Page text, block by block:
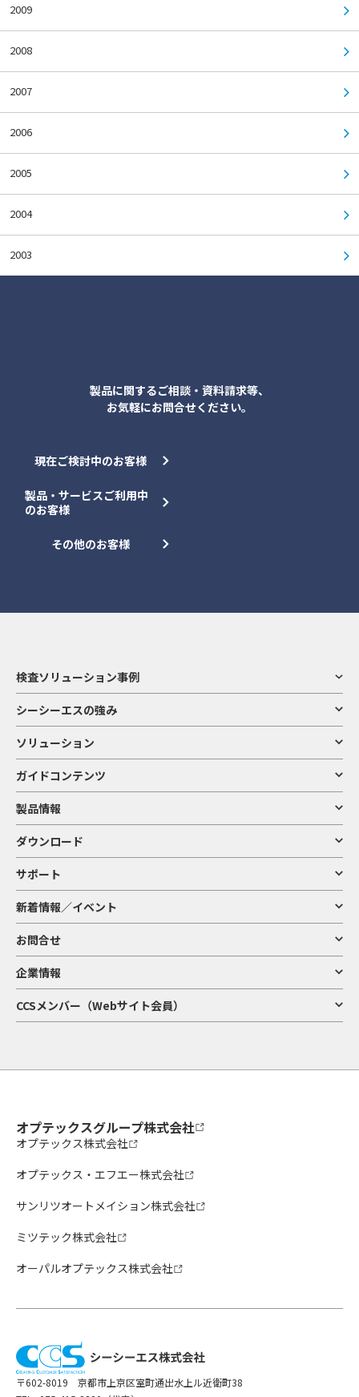
2009
2008
2007
2006
2005
2004
2003
製品に関するご相談・資料請求等、
お気軽にお問合せください。
現在ご検討中のお客様
製品・サービスご利用中
のお客様
その他のお客様
検査ソリューション事例
シーシーエスの強み
ソリューション
ガイドコンテンツ
製品情報
ダウンロード
サポート
新着情報／イベント
お問合せ
企業情報
CCSメンバー（Webサイト会員）
オプテックスグループ株式会社
オプテックス株式会社
オプテックス・エフエー株式会社
サンリツオートメイション株式会社
ミツテック株式会社
オーパルオプテックス株式会社
〒602-8019 京都市上京区室町通出水上ル近衛町38